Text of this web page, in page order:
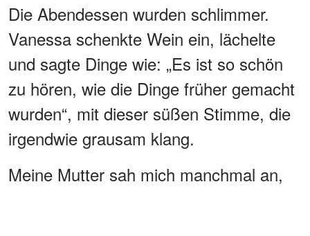
Die Abendessen wurden schlimmer.
Vanessa schenkte Wein ein, lächelte
und sagte Dinge wie: „Es ist so schön
zu hören, wie die Dinge früher gemacht
wurden“, mit dieser süßen Stimme, die
irgendwie grausam klang.
Meine Mutter sah mich manchmal an,